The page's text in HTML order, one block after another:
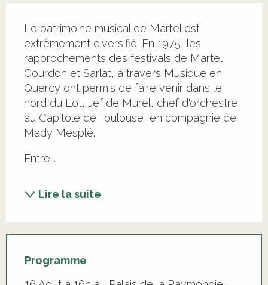
Le patrimoine musical de Martel est
extrêmement diversifié. En 1975, les
rapprochements des festivals de Martel,
Gourdon et Sarlat, à travers Musique en
Quercy ont permis de faire venir dans le
nord du Lot, Jef de Murel, chef d'orchestre
au Capitole de Toulouse, en compagnie de
Mady Mesplé.
Entre...
Lire la suite
Programme